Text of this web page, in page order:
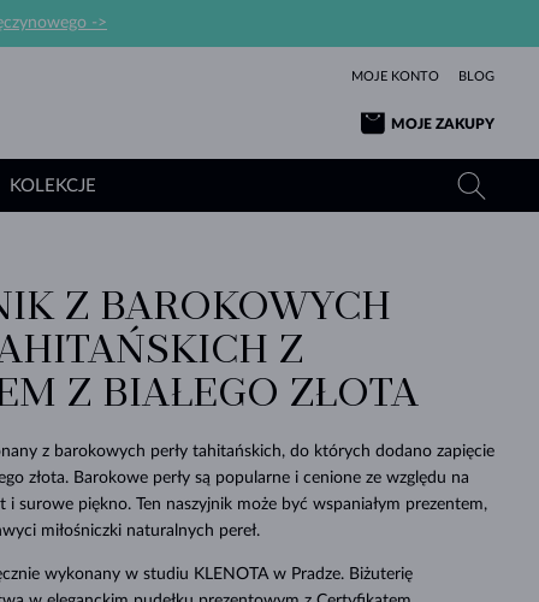
->
MOJE KONTO BLOG
MOJE ZAKUPY
WYJĄTKOWY
SPRAWDŹ
MIŁOŚĆ
SPRAWDŹ
ŻÓŁTE ZŁOTO
RÓŻOWE ZŁOTO
PIĘKNEM
SPRAWDŹ
TANZANITY
TURMALINY
DLA NOWORODKÓW
ŚLUBNE
PIĘKNE
SPRAWDŹ
TURMALINY
MOŁDAWITY
MINERAŁY
BIAŁE ZŁOTO
ŻÓŁTE ZŁOTO
PROSTOTY
SPRAWDŹ
BRANSOLETKI
SPRAWDŹ
PERŁY
SPRAWDŹ
SZAFIRY
SZMARAGDY
MOŁDAWITY
ŚLUBNA
ŻÓŁTE ZŁOTO
BIŻUTERIA
SPRAWDŹ
PIĘKNO
SPRAWDŹ
KOLEKCJE
KOLEKCJE
SPRAWDŹ
Z BAROKOWYCH
Z
Z BIAŁEGO ZŁOTA
z barokowych perły tahitańskich, do których dodano zapięcie
złota. Barokowe perły są popularne i cenione ze względu na
i surowe piękno. Ten naszyjnik może być wspaniałym prezentem,
miłośniczki naturalnych pereł.
wykonany w studiu KLENOTA w Pradze. Biżuterię